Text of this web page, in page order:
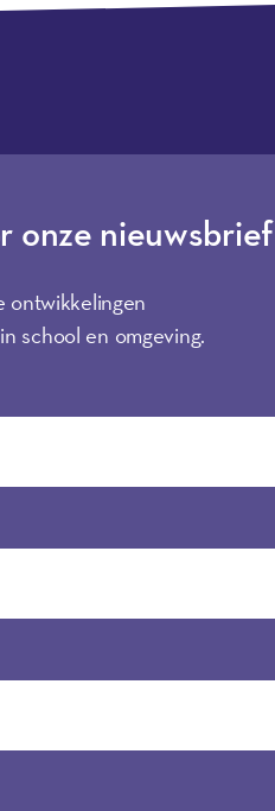
onze nieuwsbrief
ontwikkelingen
school en omgeving.